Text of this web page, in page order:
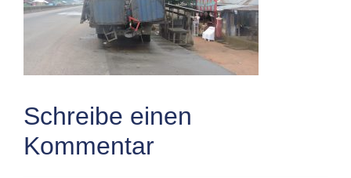
Schreibe einen
Kommentar